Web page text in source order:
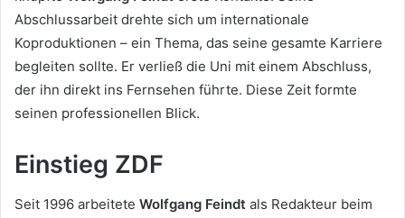
Abschlussarbeit drehte sich um internationale
Koproduktionen – ein Thema, das seine gesamte Karriere
begleiten sollte. Er verließ die Uni mit einem Abschluss,
der ihn direkt ins Fernsehen führte. Diese Zeit formte
seinen professionellen Blick.
Einstieg ZDF
Seit 1996 arbeitete Wolfgang Feindt als Redakteur beim